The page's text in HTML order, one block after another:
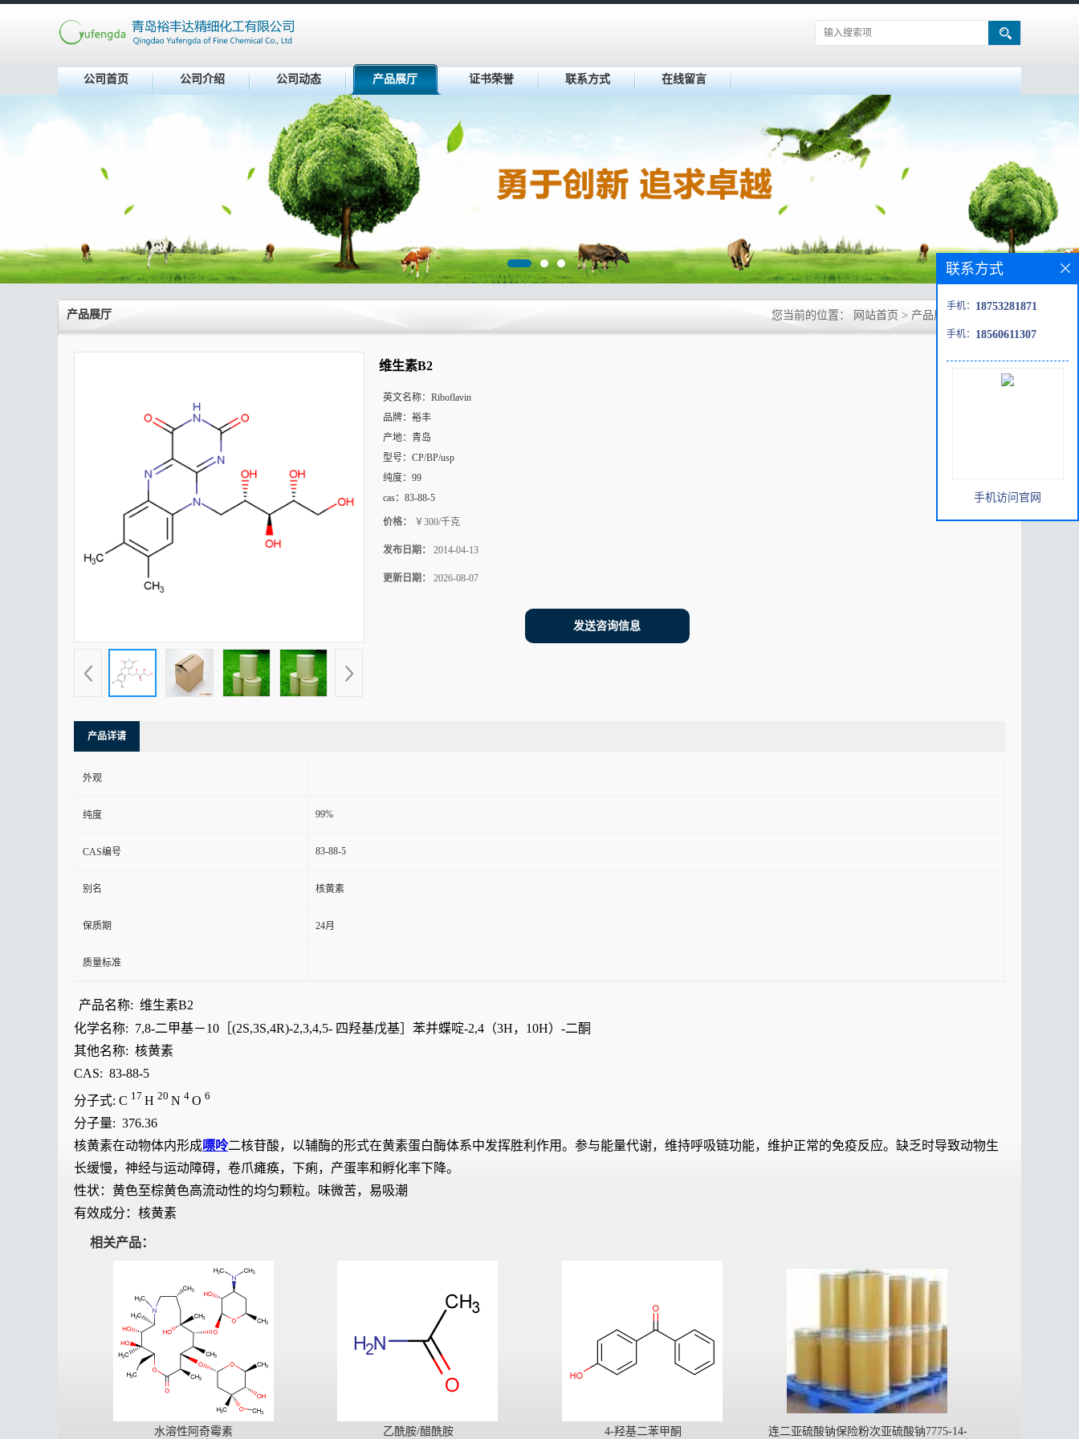
公司首页 公司介绍 公司动态 产品展厅 证书荣誉 联系方式 在线留言
产品展厅 您当前的位置： 网站首页 > 产品展厅
维生素B2
英文名称： Riboflavin
品牌： 裕丰
产地： 青岛
型号： CP/BP/usp
纯度： 99
cas： 83-88-5
价格： ￥300/千克
发布日期： 2014-04-13
更新日期： 2026-08-07
发送咨询信息
产品详请
外观
纯度 99%
CAS编号 83-88-5
别名 核黄素
保质期 24月
质量标准
产品名称: 维生素B2
化学名称: 7,8-二甲基－10［(2S,3S,4R)-2,3,4,5- 四羟基戊基］苯并蝶啶-2,4（3H，10H）-二酮
其他名称: 核黄素
CAS: 83-88-5
分子式: C 17 H 20 N 4 O 6
分子量: 376.36
核黄素在动物体内形成嘌呤二核苷酸，以辅酶的形式在黄素蛋白酶体系中发挥胜利作用。参与能量代谢，维持呼吸链功能，维护正常的免疫反应。缺乏时导致动物生
长缓慢，神经与运动障碍，卷爪瘫痪，下痢，产蛋率和孵化率下降。
性状：黄色至棕黄色高流动性的均匀颗粒。味微苦，易吸潮
有效成分：核黄素
相关产品：
水溶性阿奇霉素 乙酰胺/醋酰胺 4-羟基二苯甲酮 连二亚硫酸钠保险粉次亚硫酸钠7775-14-
联系方式
手机： 18753281871
手机： 18560611307
手机访问官网